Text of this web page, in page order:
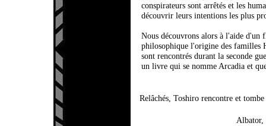
conspirateurs sont arrêtés et les
découvrir leurs intentions les plus
Nous découvrons alors à l'aide d'un
philosophique l'origine des familles
sont rencontrés durant la seconde
un livre qui se nomme Arcadia et
Relâchés, Toshiro rencontre et
Albator,